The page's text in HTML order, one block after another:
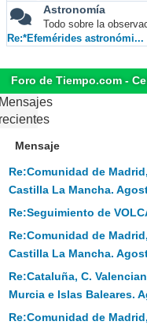
Astronomía
Todo sobre la
Re:*Efemérides astronómi...
Foro de Tiempo.com -
Mensaje
Re:Comunidad de
Castilla La Mancha.
Re:Seguimiento de
Re:Comunidad de
Castilla La Mancha.
Re:Cataluña, C.
Murcia e Islas Baleares.
Re:Comunidad de